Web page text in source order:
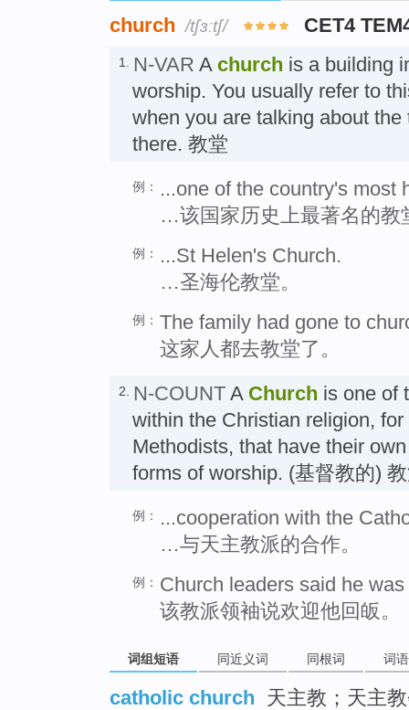
church /tʃɜːtʃ/ CET4
1. N-VAR A church is a building
worship. You usually refer to
when you are talking about
there. 教堂
例：
...one of the country's most
…该国家历史上最著名的教
例：
...St Helen's Church.
…圣海伦教堂。
例： The family had gone to
这家人都去教堂了。
2. N-COUNT A Church is one of
within the Christian religion,
Methodists, that have their
forms of worship. (基督教的)
例：
...cooperation with the
…与天主教派的合作。
例： Church leaders said he
该教派领袖说欢迎他回皈。
词组短语 同近义词 同根词 词
catholic church 天主教；天主